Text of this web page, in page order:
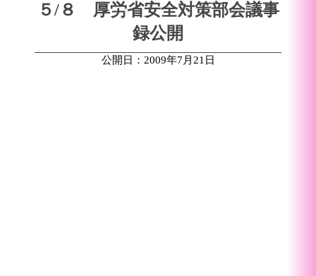
５/８ 厚労省安全対策部会議事
録公開
公開日：2009年7月21日